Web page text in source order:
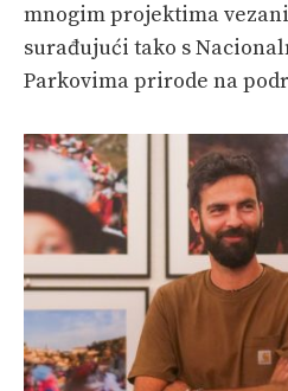
mnogim projektima
surađujući tako s
Parkovima prirode na